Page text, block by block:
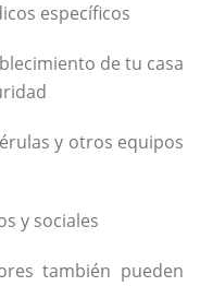
específicos
de tu casa
y otros equipos
y sociales
también pueden